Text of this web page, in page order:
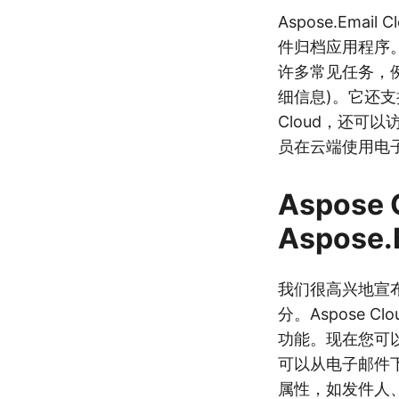
Aspose.Email
件归档应用程序
许多常见任务，
细信息)。它还
Cloud，还可以
员在云端使用电
Aspose
我们很高兴地宣
分。Aspose
功能。现在您可
可以从电子邮件
属性，如发件人